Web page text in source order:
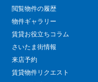
閲覧物件の履歴
物件ギャラリー
賃貸お役立ちコラム
さいたま街情報
来店予約
賃貸物件リクエスト